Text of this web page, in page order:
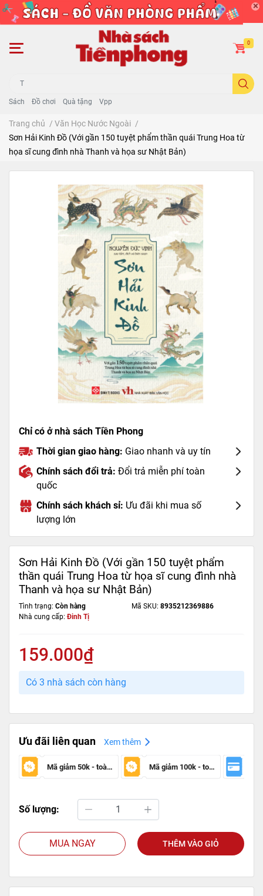
Sách Đồ chơi Quà tặng Vpp
0
Trang chủ / Văn Học Nước Ngoài /
Sơn Hải Kinh Đồ (Với gần 150 tuyệt phẩm thần quái Trung Hoa từ
họa sĩ cung đình nhà Thanh và họa sư Nhật Bản)
Chỉ có ở nhà sách Tiền Phong
Thời gian giao hàng: Giao nhanh và uy tín
Chính sách đổi trả: Đổi trả miễn phí toàn
quốc
Chính sách khách sỉ: Ưu đãi khi mua số
lượng lớn
Sơn Hải Kinh Đồ (Với gần 150 tuyệt phẩm
thần quái Trung Hoa từ họa sĩ cung đình nhà
Thanh và họa sư Nhật Bản)
Tình trạng: Còn hàng Mã SKU: 8935212369886
Nhà cung cấp:Đinh Tị
159.000₫
Có 3 nhà sách còn hàng
Ưu đãi liên quan Xem thêm
Mã giảm 50k - toàn sàn Mã giảm 100k - toàn sàn
Số lượng:
MUA NGAY THÊM VÀO GIỎ